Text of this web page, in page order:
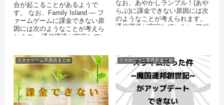
合が起こることがあるようで
す。 なお、Family Island — フ
ァームゲームに課金できない原
因には次のようなことが考えら
れます。 通信環境が安定してい
なお、あやかしランブル！(あや
らぶ)に課金できない原因には次
のようなことが考えられます。
通信環境が安定していない アプ
スマホゲーム不具合まとめ スマホゲーム不具合まとめ